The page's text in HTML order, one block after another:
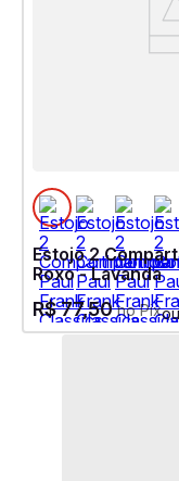
Estojo 2
Roxo - Lavanda
R$77,50no Pix